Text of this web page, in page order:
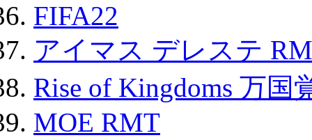
FIFA22
アイマス デレステ
Rise of Kingdoms 万
MOE RMT